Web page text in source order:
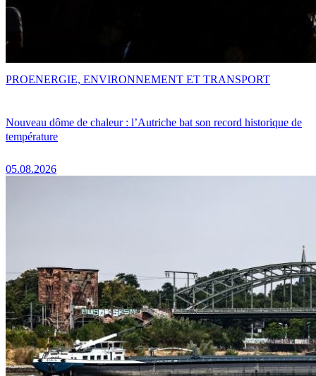
Nouveau dôme de chaleur : l’Autriche bat son record historique de
température
05.08.2026
PROENERGIE, ENVIRONNEMENT ET TRANSPORT